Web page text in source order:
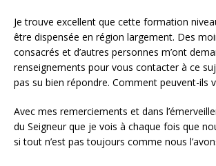
Je trouve excellent que cette formation
être dispensée en région largement. Des
consacrés et d’autres personnes m’ont
renseignements pour vous contacter à ce
pas su bien répondre. Comment peuvent-ils
Avec mes remerciements et dans
du Seigneur que je vois à chaque fois que
si tout n’est pas toujours comme nous